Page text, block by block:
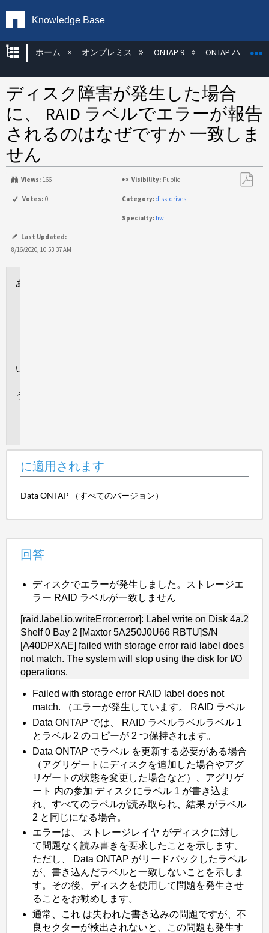
Knowledge Base
グローバル階層を展開/折りたたむ
ホーム オンプレミス ONTAP 9 ONTAP ハード
ディスク障害が発生した場合
に、 RAID ラベルでエラーが報告
されるのはなぜですか 一致しま
せん
Views: 166 Visibility: Public
Votes: 0 Category:disk-drives
Specialty: hw
Last Updated:
8/16/2020, 10:53:37 AM
に適用されます
Data ONTAP （すべてのバージョン）
回答
ディスクでエラーが発生しました。ストレージエ
ラー RAID ラベルが一致しません
[raid.label.io.writeError:error]: Label write on Disk 4a.2
Shelf 0 Bay 2 [Maxtor 5A250J0U66 RBTU]S/N
[A40DPXAE] failed with storage error raid label does
not match. The system will stop using the diskforI/O
operations.
Failed with storage error RAID label does not
match. （エラーが発生しています。 RAID ラベル
Data ONTAP では、 RAID ラベルラベルラベル 1
とラベル 2 のコピーが 2 つ保持されます。
Data ONTAP でラベル を更新する必要がある場合
（アグリゲートにディスクを追加した場合やアグ
リゲートの状態を変更した場合など）、アグリゲ
ート 内の参加 ディスクにラベル 1 が書き込ま
れ、すべてのラベルが読み取られ、結果 がラベル
2 と同じになる場合。
エラーは、
ストレージレイヤ がディスクに対し
て問題なく読み書きを要求したことを示します。
ただし、 Data ONTAP がリードバックしたラベル
が、書き込んだラベルと一致しないことを示しま
す。その後、ディスクを使用して問題を発生させ
ることをお勧めします。
通常、これ は失われた書き込みの問題ですが、不
良セクターが検出されないと、この問題も発生す